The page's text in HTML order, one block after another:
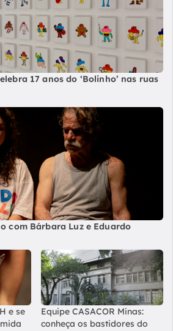
17 anos do ‘Bolinho’ nas ruas
com Bárbara Luz e Eduardo
e se
Equipe CASACOR Minas:
conheça os bastidores do